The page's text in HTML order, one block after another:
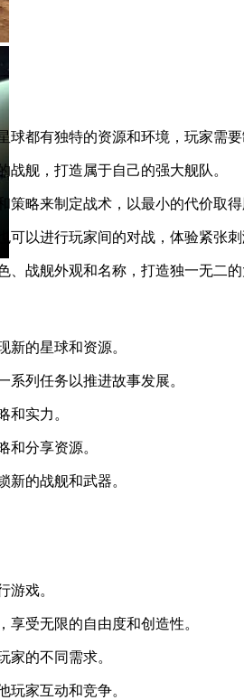
都有独特的资源和环境，玩家需要
舰，打造属于自己的强大舰队。
略来制定战术，以最小的代价取得
以进行玩家间的对战，体验紧张刺
战舰外观和名称，打造独一无二的
新的星球和资源。
列任务以推进故事发展。
和实力。
和分享资源。
新的战舰和武器。
游戏。
受无限的自由度和创造性。
家的不同需求。
玩家互动和竞争。